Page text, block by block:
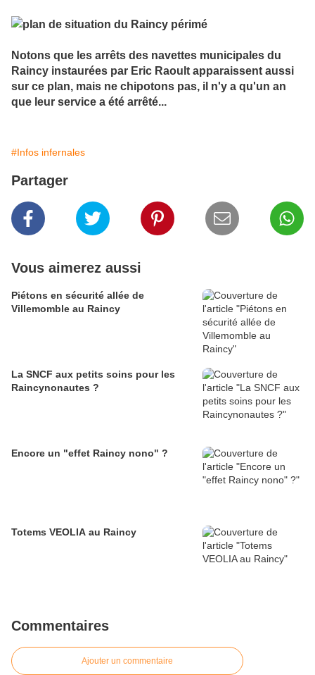
Notons que les arrêts des navettes municipales du
Raincy instaurées par Eric Raoult apparaissent aussi
sur ce plan, mais ne chipotons pas, il n'y a qu'un an
que leur service a été arrêté...
#Infos infernales
Partager
Vous aimerez aussi
Piétons en sécurité allée de
Villemomble au Raincy
La SNCF aux petits soins pour les
Raincynonautes ?
Encore un "effet Raincy nono" ?
Totems VEOLIA au Raincy
Commentaires
Ajouter un commentaire